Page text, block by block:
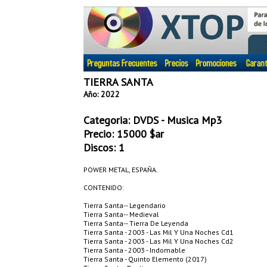
TIERRA SANTA
Año: 2022
Categoria: DVDS - Musica Mp3
Precio: 15000 $ar
Discos: 1
POWER METAL, ESPAÑA.
CONTENIDO:
Tierra Santa-- Legendario
Tierra Santa-- Medieval
Tierra Santa-- Tierra De Leyenda
Tierra Santa - 2003 - Las Mil Y Una Noches Cd1
Tierra Santa - 2003 - Las Mil Y Una Noches Cd2
Tierra Santa - 2003 - Indomable
Tierra Santa - Quinto Elemento (2017)